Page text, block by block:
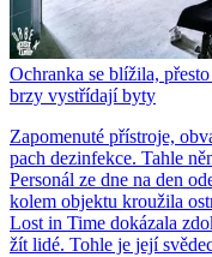
Ochranka se blížila,
brzy vystřídají byty
Zapomenuté přístroje,
pach dezinfekce. Tahle
Personál ze dne na den
kolem objektu kroužila
Lost in Time dokázala
žít lidé. Tohle je její